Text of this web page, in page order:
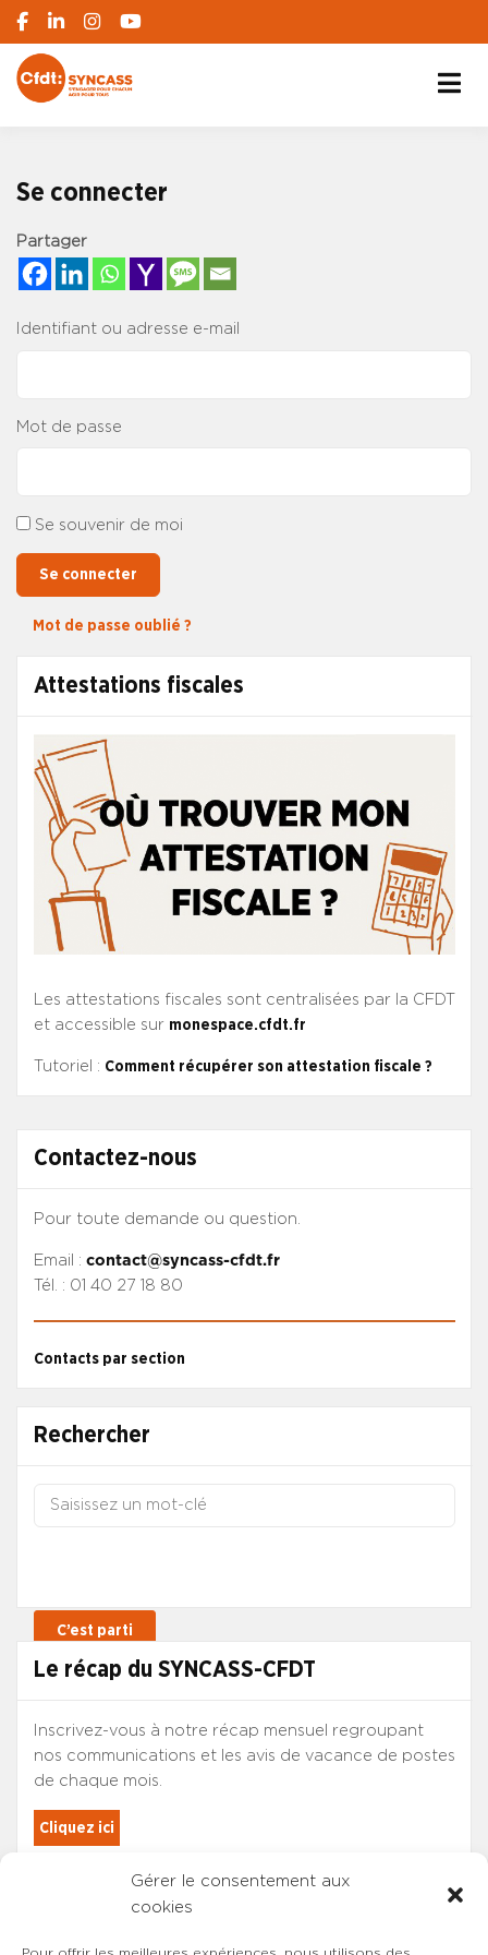
Gérer le consentement aux
cookies
Attestations fiscales
Les attestations fiscales sont centralisées par la CFDT
et accessible sur monespace.cfdt.fr
Tutoriel : Comment récupérer son attestation fiscale ?
Contactez-nous
Pour toute demande ou question.
Email : contact@syncass-cfdt.fr
Tél. : 01 40 27 18 80
Contacts par section
Se connecter
Partager
Identifiant ou adresse e-mail
Mot de passe
Se souvenir de moi
Se connecter
Mot de passe oublié ?
Rechercher
Le récap du SYNCASS-CFDT
Inscrivez-vous à notre récap mensuel regroupant
nos communications et les avis de vacance de postes
de chaque mois.
Cliquez ici
Les adhérents du SYNCASS-CFDT
sont automatiquement inscrits.